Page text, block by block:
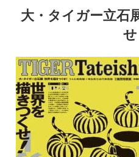
大・タイガー立石
せ